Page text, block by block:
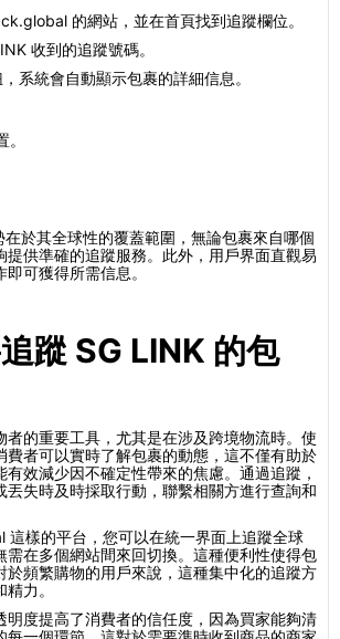
的網站，並在首頁找到追蹤欄位。
收到的追蹤號碼。
系統會自動顯示包裹的詳細信息。
於其全球性的覆蓋範圍，無論包裹來自哪個
提供準確的追蹤服務。此外，用戶界面直觀易
可獲得所需信息。
蹤 SG LINK 的包
者的重要工具，尤其是在涉及跨境物流時。使
費者可以實時了解包裹的動態，這不僅有助於
效減少因不確定性帶來的焦慮。通過追蹤，
丟失時及時採取行動，聯繫相關方進行查詢和
樣的平台，您可以在統一界面上追蹤全球
需在多個網站間來回切換。這種便利性使得包
於頻繁購物的用戶來說，這種集中化的追蹤方
力。
明度提高了消費者的信任度，因為買家能夠清